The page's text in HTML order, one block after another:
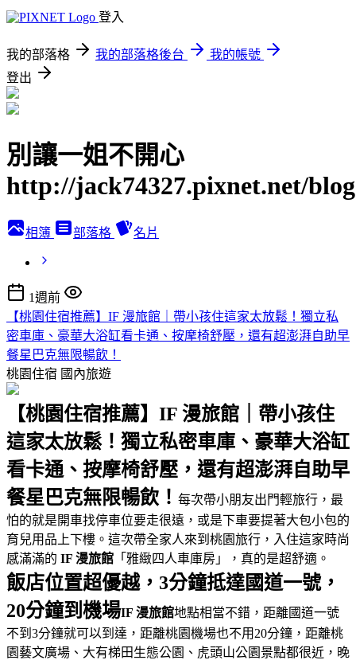
登入
我的部落格 我的部落格後台
我的帳號
登出
別讓一姐不開心
http://jack74327.pixnet.net/blog
相簿 部落格 名片
1週前
【桃園住宿推薦】IF 漫旅館｜帶小孩住這家太放鬆！獨立私
密車庫、豪華大浴缸看卡通、按摩椅舒壓，還有超澎湃自助早
餐星巴克無限暢飲！
桃園住宿 國內旅遊
【桃園住宿推薦】IF 漫旅館｜帶小孩住
這家太放鬆！獨立私密車庫、豪華大浴缸
看卡通、按摩椅舒壓，還有超澎湃自助早
餐星巴克無限暢飲！ 每次帶小朋友出門輕旅行，最
怕的就是開車找停車位要走很遠，或是下車要提著大包小包的
育兒用品上下樓。這次帶全家人來到桃園旅行，入住這家時尚
感滿滿的 IF 漫旅館 「雅緻四人車庫房」，真的是超舒適。
飯店位置超優越，3分鐘抵達國道一號，
20分鐘到機場IF 漫旅館地點相當不錯，距離國道一號
不到3分鐘就可以到達，距離桃園機場也不用20分鐘，距離桃
園藝文廣場、大有梯田生態公園、虎頭山公園景點都很近，晚